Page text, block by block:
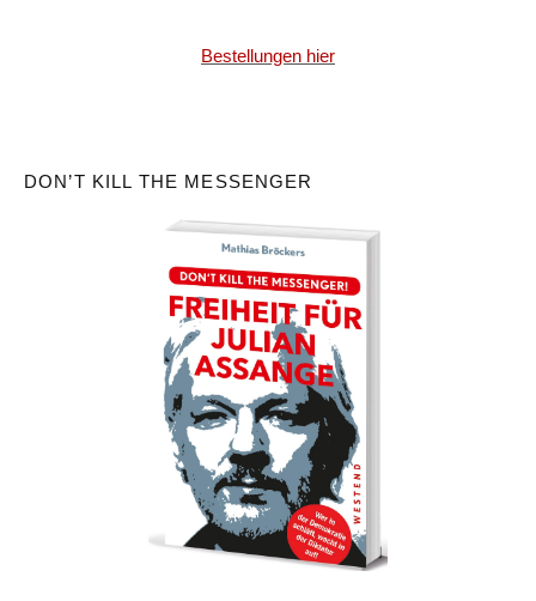
Bestellungen hier
DON’T KILL THE MESSENGER